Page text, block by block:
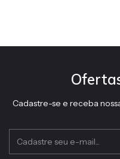
Cadastre-se e receba